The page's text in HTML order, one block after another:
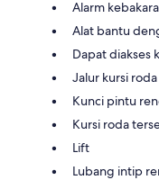
Alarm
Alat bantu
Dapat diakses
Jalur kursi roda
Kunci pintu
Kursi roda
Lift
Lubang intip